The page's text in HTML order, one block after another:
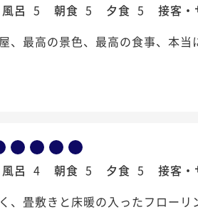
風呂 5 朝食 5 夕食 5 接客・
、最高の景色、最高の食事、本当
風呂 4 朝食 5 夕食 5 接客・
、畳敷きと床暖の入ったフロー